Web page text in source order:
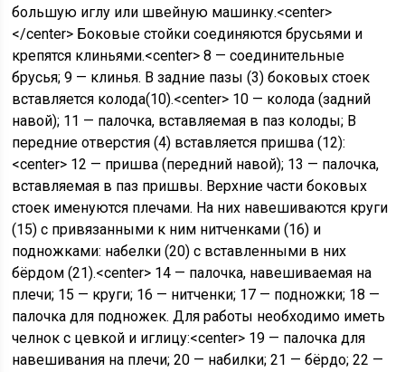
большую иглу или швейную машинку.<center>
</center> Боковые стойки соединяются брусьями и
крепятся клиньями.<center> 8 — соединительные
брусья; 9 — клинья. В задние пазы (3) боковых стоек
вставляется колода(10).<center> 10 — колода (задний
навой); 11 — палочка, вставляемая в паз колоды; В
передние отверстия (4) вставляется пришва (12):
<center> 12 — пришва (передний навой); 13 — палочка,
вставляемая в паз пришвы. Верхние части боковых
стоек именуются плечами. На них навешиваются круги
(15) с привязанными к ним нитченками (16) и
подножками: набелки (20) с вставленными в них
бёрдом (21).<center> 14 — палочка, навешиваемая на
плечи; 15 — круги; 16 — нитченки; 17 — подножки; 18 —
палочка для подножек. Для работы необходимо иметь
челнок с цевкой и иглицу:<center> 19 — палочка для
навешивания на плечи; 20 — набилки; 21 — бёрдо; 22 —